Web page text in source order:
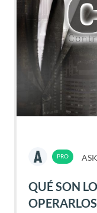
QUÉ SON
OPERARLOS